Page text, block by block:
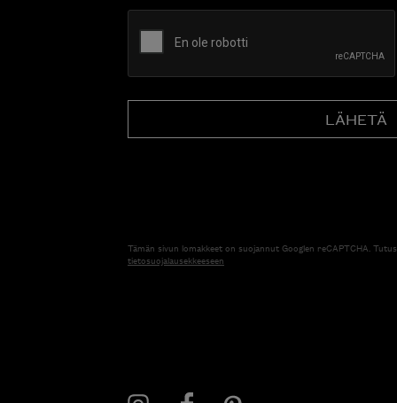
Tämän sivun lomakkeet on suojannut Googlen reCAPTCHA.
tietosuojalausekkeeseen